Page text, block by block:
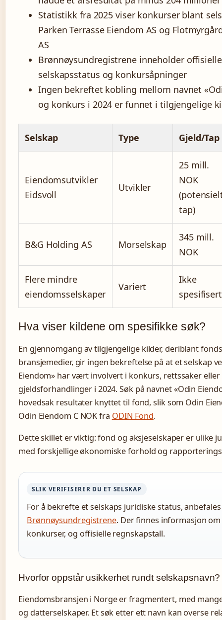
Statistikk fra 2025 viser konkurser blant
Parken Terrasse Eiendom AS og
AS
Brønnøysundregistrene inneholder
selskapsstatus og konkursåpninger
Ingen bekreftet kobling mellom navnet
og konkurs i 2024 er funnet i tilgjengelige
Selskap Type Gjeld/Tap
Eiendomsutvikler
Eidsvoll
Utvikler
25 mill.
NOK
tap)
B&G Holding AS Morselskap
345 mill.
NOK
Flere mindre
eiendomsselskaper
Variert
Ikke
spesifisert
Hva viser kildene om spesifikke søk?
En gjennomgang av tilgjengelige kilder, deriblant
bransjemedier, gir ingen bekreftelse på at et selskap
Eiendom» har vært involvert i konkurs, rettssaker eller
gjeldsforhandlinger i 2024. Søk på navnet «Odin
hovedsak resultater knyttet til fond, slik som Odin
Odin Eiendom C NOK fra ODIN Fond.
Dette skillet er viktig: fond og aksjeselskaper er ulike
med forskjellige økonomiske forhold og
SLIK VERIFISERER DU ET SELSKAP
For å bekrefte et selskaps juridiske status,
Brønnøysundregistrene. Der finnes informasjon
konkurser, og offisielle regnskapstall.
Hvorfor oppstår usikkerhet rundt selskapsnavn?
Eiendomsbransjen i Norge er fragmentert, med
og datterselskaper. Et søk etter ett navn kan overse